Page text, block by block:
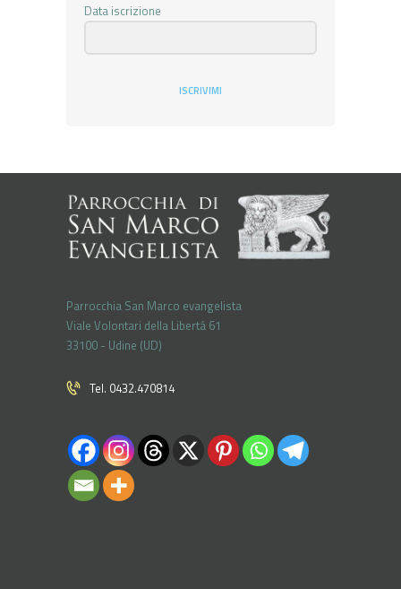
Data iscrizione
ISCRIVIMI
Parrocchia San Marco evangelista
Viale Volontari della Libertá 61
33100 - Udine (UD)
Tel. 0432.470814